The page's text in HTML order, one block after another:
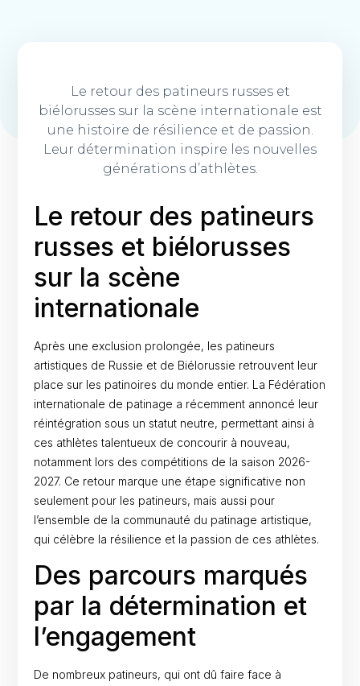
Le retour des patineurs russes et
biélorusses sur la scène internationale est
une histoire de résilience et de passion.
Leur détermination inspire les nouvelles
générations d’athlètes.
Le retour des patineurs
russes et biélorusses
sur la scène
internationale
Après une exclusion prolongée, les patineurs
artistiques de Russie et de Biélorussie retrouvent leur
place sur les patinoires du monde entier. La Fédération
internationale de patinage a récemment annoncé leur
réintégration sous un statut neutre, permettant ainsi à
ces athlètes talentueux de concourir à nouveau,
notamment lors des compétitions de la saison 2026-
2027. Ce retour marque une étape significative non
seulement pour les patineurs, mais aussi pour
l’ensemble de la communauté du patinage artistique,
qui célèbre la résilience et la passion de ces athlètes.
Des parcours marqués
par la détermination et
l’engagement
De nombreux patineurs, qui ont dû faire face à